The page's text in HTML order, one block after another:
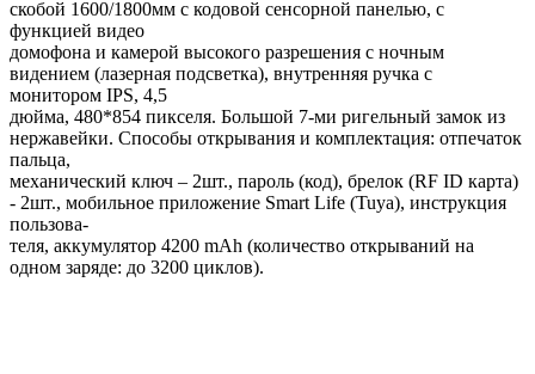
скобой 1600/1800мм с кодовой сенсорной панелью, с
функцией видео
домофона и камерой высокого разрешения с ночным
видением (лазерная подсветка), внутренняя ручка с
монитором IPS, 4,5
дюйма, 480*854 пикселя. Большой 7-ми ригельный замок из
нержавейки. Способы открывания и комплектация: отпечаток
пальца,
механический ключ – 2шт., пароль (код), брелок (RF ID карта)
- 2шт., мобильное приложение Smart Life (Tuya), инструкция
пользова-
теля, аккумулятор 4200 mAh (количество открываний на
одном заряде: до 3200 циклов).